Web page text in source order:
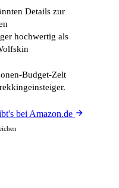
Details zur
hochwertig als
Budget-Zelt
bei Amazon.de